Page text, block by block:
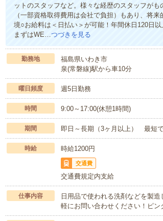
ットのスタッフなど。様々な経歴のスタッフが
（一部資格取得費用は会社で負担）もあり、将
境○お給料は＜日払い＞が可能！年間休日120日
まずはWE…つづきを見る
勤務地
福島県いわき市
泉(常磐線)駅から車10分
曜日頻度 週5日勤務
時間 9:00～17:00(休憩1時間)
期間 即日～長期（3ヶ月以上） 最短
時給 時給1200円
交通費
交通費規定内支給
仕事内容
日用品で使われる洗剤などを製
軽にお問い合わせください！ピ